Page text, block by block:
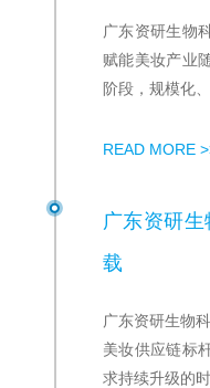
广东资研生物
赋能美妆产业
阶段，规模化
READ MORE
广东资研
载
广东资研生物
美妆供应链标
求持续升级的